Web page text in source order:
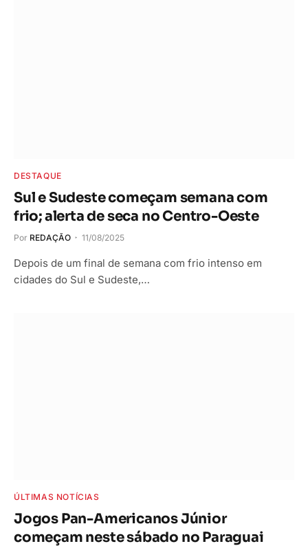
DESTAQUE
Sul e Sudeste começam semana com
frio; alerta de seca no Centro-Oeste
Por REDAÇÃO 11/08/2025
Depois de um final de semana com frio intenso em
cidades do Sul e Sudeste,…
ÚLTIMAS NOTÍCIAS
Jogos Pan-Americanos Júnior
começam neste sábado no Paraguai